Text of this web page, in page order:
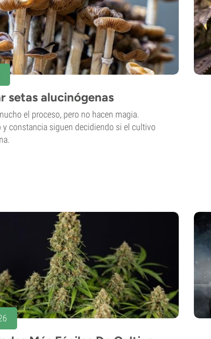
setas alucinógenas
el proceso, pero no hacen magia.
y constancia siguen decidiendo si el cultivo